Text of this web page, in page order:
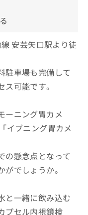
安芸矢口駅より徒
駐車場も完備して
可能です。
ーニング胃カメ
イブニング胃カメ
の懸念点となって
でしょうか。
と一緒に飲み込む
プセル内視鏡検